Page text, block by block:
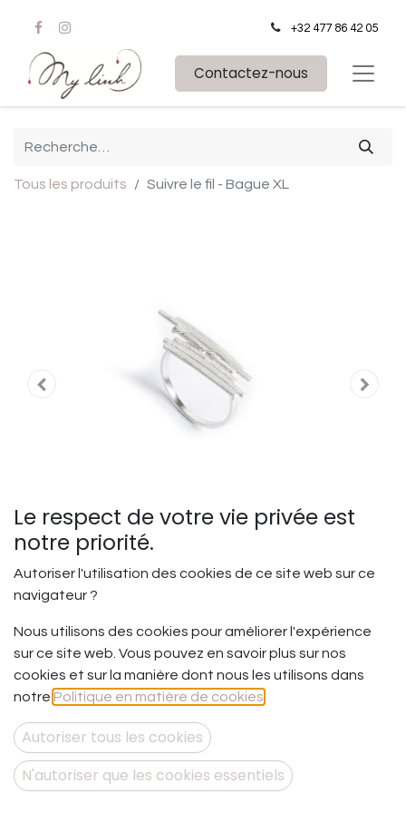
+32 477 86 42 05
Contactez-nous
Tous les produits Suivre le fil - Bague XL
Suivre le fil - Bague XL
Suivre son chemin, suivre ses détours et ses contours
vers ce qu’on est vraiment !
Et si vous releviez le défi d’être soi au fil des jours pour
vous trouver, vous connaître profondément et vous
aimer totalement !
Bague en argent 925.
Le respect de votre vie privée est
notre priorité.
Autoriser l'utilisation des cookies de ce site web sur ce
navigateur ?
Nous utilisons des cookies pour améliorer l'expérience
sur ce site web. Vous pouvez en savoir plus sur nos
cookies et sur la manière dont nous les utilisons dans
notre Politique en matière de cookies
Autoriser tous les cookies
N'autoriser que les cookies essentiels